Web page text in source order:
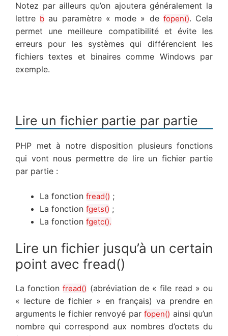
Notez par ailleurs qu’on ajoutera généralement la
lettre b au paramètre « mode » de fopen(). Cela
permet une meilleure compatibilité et évite les
erreurs pour les systèmes qui différencient les
fichiers textes et binaires comme Windows par
exemple.
Lire un fichier partie par partie
PHP met à notre disposition plusieurs fonctions
qui vont nous permettre de lire un fichier partie
par partie :
La fonction fread() ;
La fonction fgets() ;
La fonction fgetc().
Lire un fichier jusqu’à un certain
point avec fread()
La fonctionfread() (abréviation de « file read » ou
« lecture de fichier » en français) va prendre en
arguments le fichier renvoyé parfopen() ainsi qu’un
nombre qui correspond aux nombres d’octets du